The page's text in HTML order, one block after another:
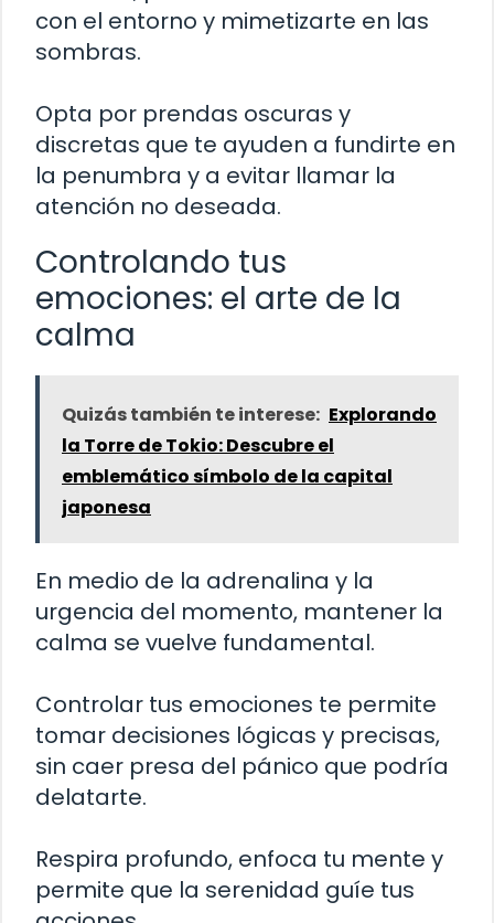
con el entorno y mimetizarte en las
sombras.
Opta por prendas oscuras y
discretas que te ayuden a fundirte en
la penumbra y a evitar llamar la
atención no deseada.
Controlando tus
emociones: el arte de la
calma
Quizás también te interese: Explorando
la Torre de Tokio: Descubre el
emblemático símbolo de la capital
japonesa
En medio de la adrenalina y la
urgencia del momento, mantener la
calma se vuelve fundamental.
Controlar tus emociones te permite
tomar decisiones lógicas y precisas,
sin caer presa del pánico que podría
delatarte.
Respira profundo, enfoca tu mente y
permite que la serenidad guíe tus